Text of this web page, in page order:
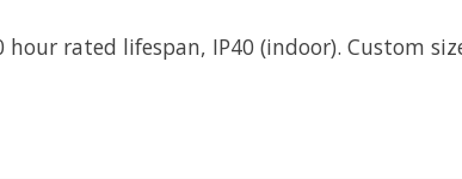
hour rated lifespan, IP40 (indoor). Custom